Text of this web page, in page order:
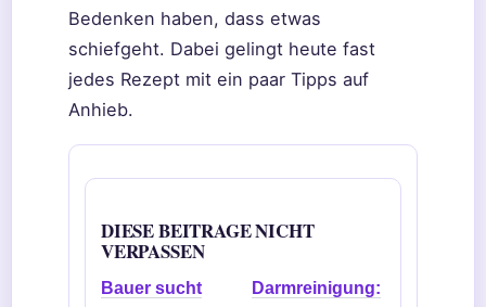
Bedenken haben, dass etwas
schiefgeht. Dabei gelingt heute fast
jedes Rezept mit ein paar Tipps auf
Anhieb.
DIESE BEITRAGE NICHT
VERPASSEN
Bauer sucht
Darmreinigung: